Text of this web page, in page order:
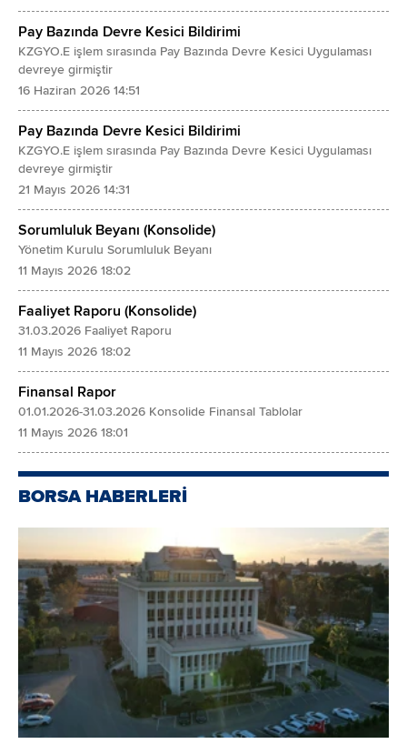
Pay Bazında Devre Kesici Bildirimi
KZGYO.E işlem sırasında Pay Bazında Devre Kesici Uygulaması
devreye girmiştir
16 Haziran 2026 14:51
Pay Bazında Devre Kesici Bildirimi
KZGYO.E işlem sırasında Pay Bazında Devre Kesici Uygulaması
devreye girmiştir
21 Mayıs 2026 14:31
Sorumluluk Beyanı (Konsolide)
Yönetim Kurulu Sorumluluk Beyanı
11 Mayıs 2026 18:02
Faaliyet Raporu (Konsolide)
31.03.2026 Faaliyet Raporu
11 Mayıs 2026 18:02
Finansal Rapor
01.01.2026-31.03.2026 Konsolide Finansal Tablolar
11 Mayıs 2026 18:01
BORSA HABERLERİ